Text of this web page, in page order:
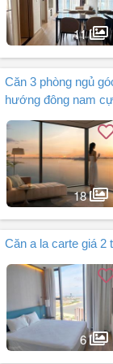
Thiết kế: Hiện đại,
bản cao cấp.
Giá bán: Chưa đến
11
Người đăng: Huệ
Căn hộ 1 phòng ngủ
- View chếch biển,
- Cho thuê vận hành
LH để được đi xem
LH: (Zalo).
Căn 3 phòng ngủ
hướng đông nam
18
Người đăng: Đinh
Căn 3 phòng ngủ
- Căn góc tầng
3 phòng ngủ đều
Căn ngoại giao giá
Căn a la carte giá 2
6